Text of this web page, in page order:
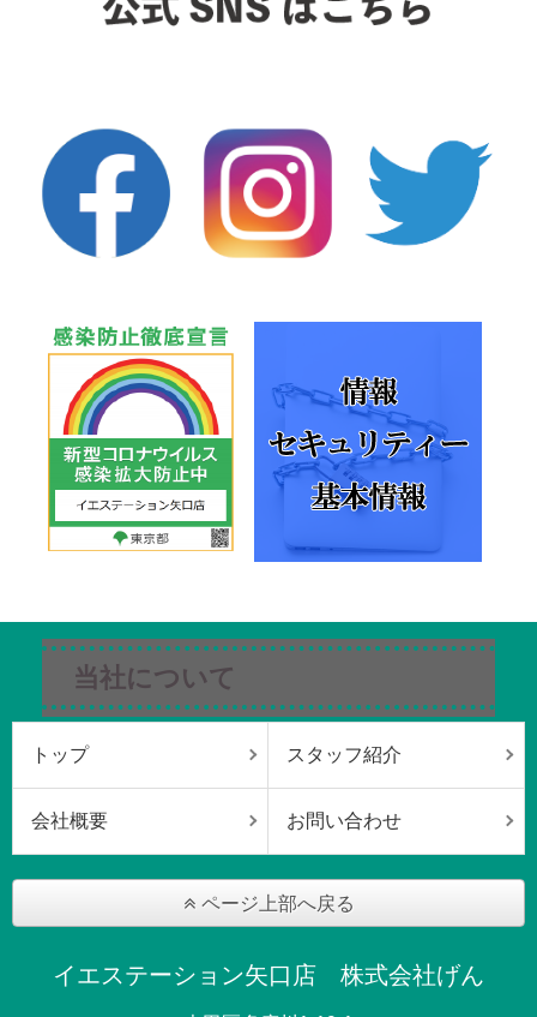
当社について
トップ スタッフ紹介
会社概要 お問い合わせ
ページ上部へ戻る
イエステーション矢口店 株式会社げん